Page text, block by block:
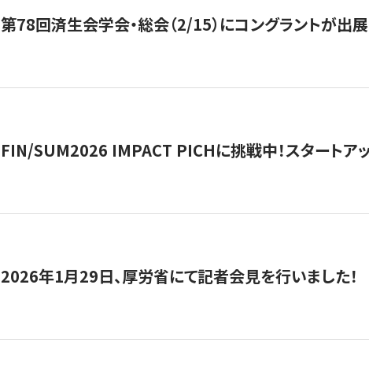
第78回済生会学会・総会（2/15）にコングラントが出
FIN/SUM2026 IMPACT PICHに挑戦中！スタートア
2026年1月29日、厚労省にて記者会見を行いました！